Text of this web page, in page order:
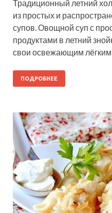
Традиционный летний
из простых и
супов. Овощной суп с
продуктами в летний
свои освежающим
ПОДРОБНЕЕ